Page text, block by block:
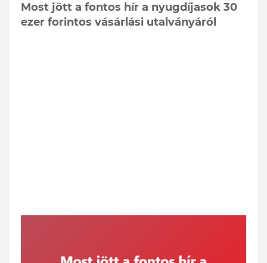
Most jött a fontos hír a nyugdíjasok 30
ezer forintos vásárlási utalványáról